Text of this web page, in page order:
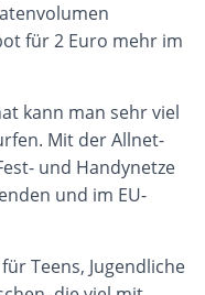
für 2 Euro mehr im
kann man sehr viel
Mit der Allnet-
und Handynetze
und im EU-
Teens, Jugendliche